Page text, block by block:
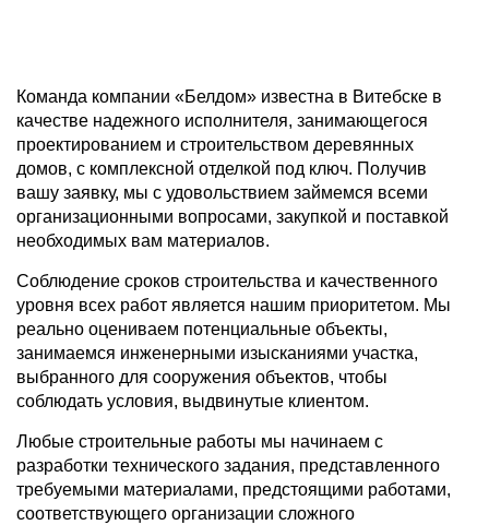
Команда компании «Белдом» известна в Витебске в
качестве надежного исполнителя, занимающегося
проектированием и строительством деревянных
домов, с комплексной отделкой под ключ. Получив
вашу заявку, мы с удовольствием займемся всеми
организационными вопросами, закупкой и поставкой
необходимых вам материалов.
Соблюдение сроков строительства и качественного
уровня всех работ является нашим приоритетом. Мы
реально оцениваем потенциальные объекты,
занимаемся инженерными изысканиями участка,
выбранного для сооружения объектов, чтобы
соблюдать условия, выдвинутые клиентом.
Любые строительные работы мы начинаем с
разработки технического задания, представленного
требуемыми материалами, предстоящими работами,
соответствующего организации сложного